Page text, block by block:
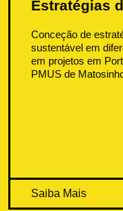
Estratégias
Conceção de
sustentável em
em projetos em
PMUS de
Saiba Mais